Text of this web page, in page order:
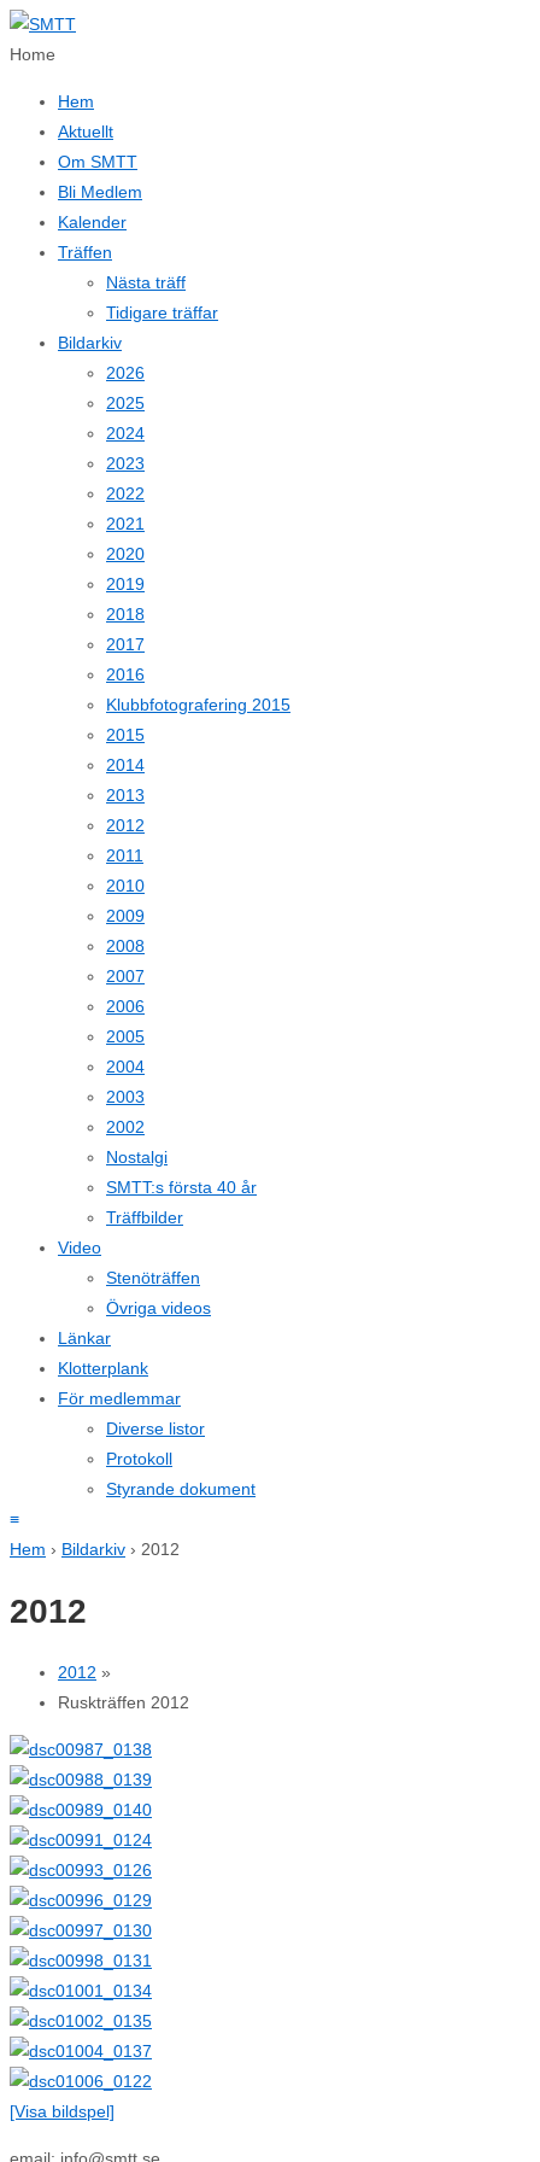
↓
Hoppa
huvudinnehållet
Home
Hem
Aktuellt
Om SMTT
Bli Medlem
Kalender
Träffen
Nästa träff
Tidigare träffar
Bildarkiv
2026
2025
2024
2023
2022
2021
2020
2019
2018
2017
2016
Klubbfotografering 2015
2015
2014
2013
2012
2011
2010
2009
2008
2007
2006
2005
2004
2003
2002
Nostalgi
SMTT:s första 40 år
Träffbilder
Video
Stenöträffen
Övriga videos
Länkar
Klotterplank
För medlemmar
Diverse listor
Protokoll
Styrande dokument
≡
Hem › Bildarkiv › 2012
2012
2012 »
Ruskträffen 2012
[Visa bildspel]
email: info@smtt.se